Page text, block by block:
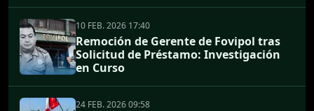
10 FEB. 2026 17:40
Remoción de Gerente de Fovipol tras
Solicitud de Préstamo: Investigación
en Curso
24 FEB. 2026 09:58